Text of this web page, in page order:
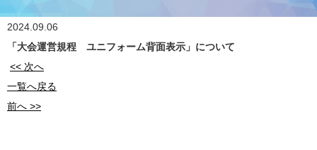
2024.09.06
「大会運営規程 ユニフォーム背面表示」について
<< 次へ
一覧へ戻る
前へ >>